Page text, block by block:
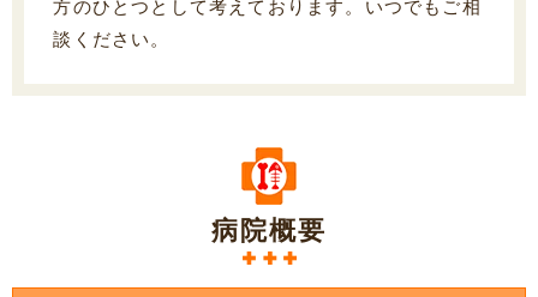
方のひとつとして考えております。いつでもご相
談ください。
病院概要